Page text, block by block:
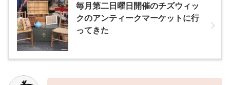
毎月第二日曜日開催のチズウィッ
クのアンティークマーケットに行
ってきた